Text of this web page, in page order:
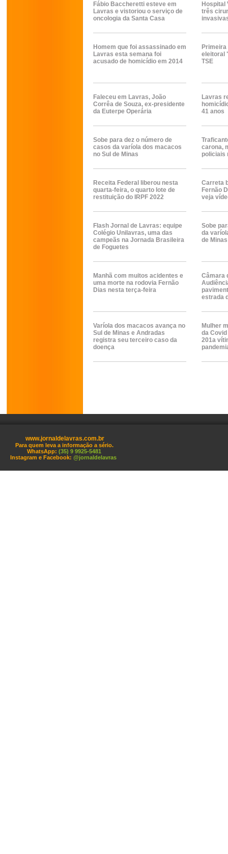
Fábio Baccheretti esteve em
Lavras e vistoriou o serviço de
oncologia da Santa Casa
Hospital
três
Homem que foi assassinado em
Lavras esta semana foi
acusado de homicídio em 2014
eleitoral
TSE
Faleceu em Lavras, João
Corrêa de Souza, ex-presidente
da Euterpe Operária
Lavras
41 anos
Sobe para dez o número de
casos da varíola dos macacos
no Sul de Minas
carona,
policiais
Receita Federal liberou nesta
quarta-feira, o quarto lote de
restituição do IRPF 2022
Carreta
Fernão
veja
Flash Jornal de Lavras: equipe
Colégio Unilavras, uma das
campeãs na Jornada Brasileira
de Foguetes
Sobe
da
de Minas
Manhã com muitos acidentes e
uma morte na rodovia Fernão
Dias nesta terça-feira
Câmara
estrada
Varíola dos macacos avança no
Sul de Minas e Andradas
registra seu terceiro caso da
doença
Mulher
da
201a
www.jornaldelavras.com.br
Para quem leva a informação a sério.
WhatsApp: (35) 9 9925-5481
Instagram e Facebook: @jornaldelavras